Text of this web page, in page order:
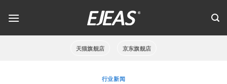
天猫旗舰店 京东旗舰店
行业新闻